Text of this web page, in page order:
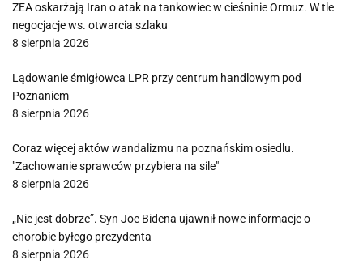
ZEA oskarżają Iran o atak na tankowiec w cieśninie Ormuz. W tle
negocjacje ws. otwarcia szlaku
8 sierpnia 2026
Lądowanie śmigłowca LPR przy centrum handlowym pod
Poznaniem
8 sierpnia 2026
Coraz więcej aktów wandalizmu na poznańskim osiedlu.
"Zachowanie sprawców przybiera na sile"
8 sierpnia 2026
„Nie jest dobrze”. Syn Joe Bidena ujawnił nowe informacje o
chorobie byłego prezydenta
8 sierpnia 2026